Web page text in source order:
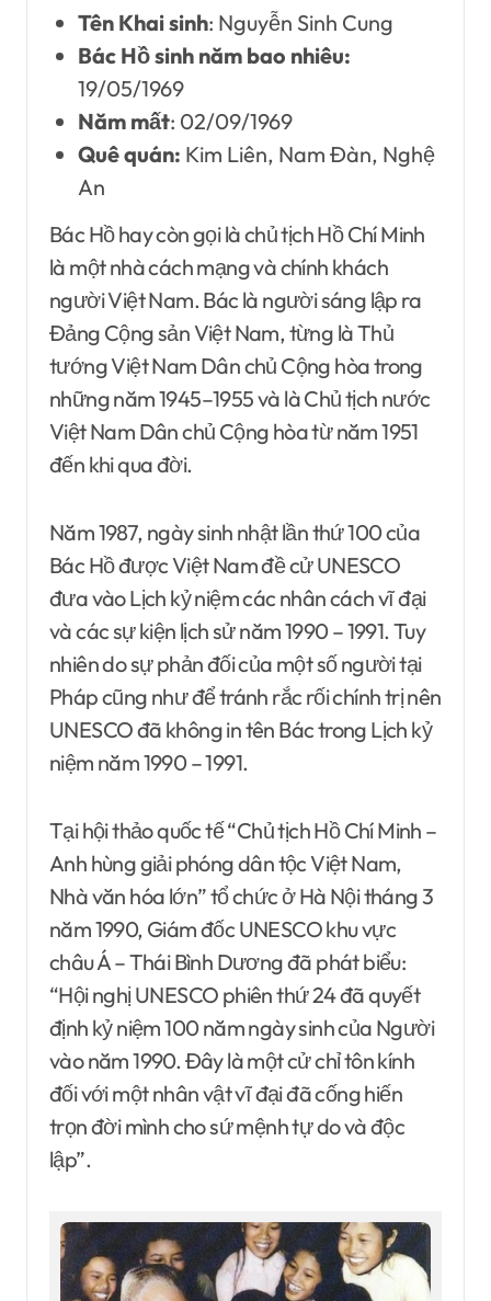
Tên Khai sinh: Nguyễn Sinh Cung
Bác Hồ sinh năm bao nhiêu:
19/05/1969
Năm mất: 02/09/1969
Quê quán: Kim Liên, Nam Đàn, Nghệ
An
Bác Hồ hay còn gọi là chủ tịch Hồ Chí Minh
là một nhà cách mạng và chính khách
người Việt Nam. Bác là người sáng lập ra
Đảng Cộng sản Việt Nam, từng là Thủ
tướng Việt Nam Dân chủ Cộng hòa trong
những năm 1945–1955 và là Chủ tịch nước
Việt Nam Dân chủ Cộng hòa từ năm 1951
đến khi qua đời.
Năm 1987, ngày sinh nhật lần thứ 100 của
Bác Hồ được Việt Nam đề cử UNESCO
đưa vào Lịch kỷ niệm các nhân cách vĩ đại
và các sự kiện lịch sử năm 1990 – 1991. Tuy
nhiên do sự phản đối của một số người tại
Pháp cũng như để tránh rắc rối chính trị nên
UNESCO đã không in tên Bác trong Lịch kỷ
niệm năm 1990 – 1991.
Tại hội thảo quốc tế “Chủ tịch Hồ Chí Minh –
Anh hùng giải phóng dân tộc Việt Nam,
Nhà văn hóa lớn” tổ chức ở Hà Nội tháng 3
năm 1990, Giám đốc UNESCO khu vực
châu Á – Thái Bình Dương đã phát biểu:
“Hội nghị UNESCO phiên thứ 24 đã quyết
định kỷ niệm 100 năm ngày sinh của Người
vào năm 1990. Đây là một cử chỉ tôn kính
đối với một nhân vật vĩ đại đã cống hiến
trọn đời mình cho sứ mệnh tự do và độc
lập”.